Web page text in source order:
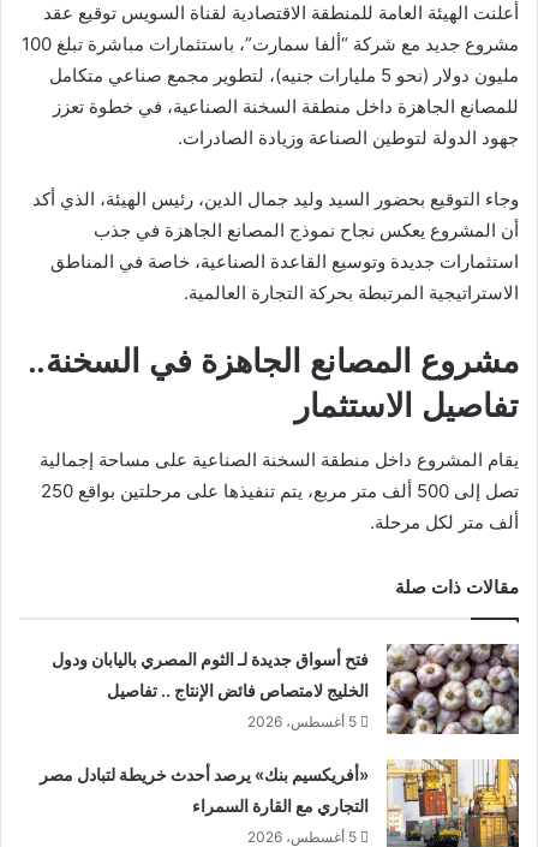
أعلنت الهيئة العامة للمنطقة الاقتصادية لقناة السويس توقيع عقد
مشروع جديد مع شركة “ألفا سمارت”، باستثمارات مباشرة تبلغ 100
مليون دولار (نحو 5 مليارات جنيه)، لتطوير مجمع صناعي متكامل
للمصانع الجاهزة داخل منطقة السخنة الصناعية، في خطوة تعزز
جهود الدولة لتوطين الصناعة وزيادة الصادرات.
وجاء التوقيع بحضور السيد وليد جمال الدين، رئيس الهيئة، الذي أكد
أن المشروع يعكس نجاح نموذج المصانع الجاهزة في جذب
استثمارات جديدة وتوسيع القاعدة الصناعية، خاصة في المناطق
الاستراتيجية المرتبطة بحركة التجارة العالمية.
مشروع المصانع الجاهزة في السخنة..
تفاصيل الاستثمار
يقام المشروع داخل منطقة السخنة الصناعية على مساحة إجمالية
تصل إلى 500 ألف متر مربع، يتم تنفيذها على مرحلتين بواقع 250
ألف متر لكل مرحلة.
مقالات ذات صلة
فتح أسواق جديدة لـ الثوم المصري باليابان ودول
الخليج لامتصاص فائض الإنتاج .. تفاصيل
5 أغسطس، 2026
«أفريكسيم بنك» يرصد أحدث خريطة لتبادل مصر
التجاري مع القارة السمراء
5 أغسطس، 2026